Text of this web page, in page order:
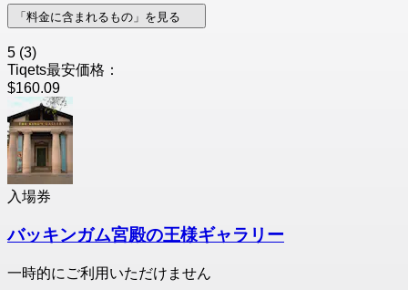
「料金に含まれるもの」を見る
5 (3)
Tiqets最安価格：
$160.09
入場券
バッキンガム宮殿の王様ギャラリー
一時的にご利用いただけません